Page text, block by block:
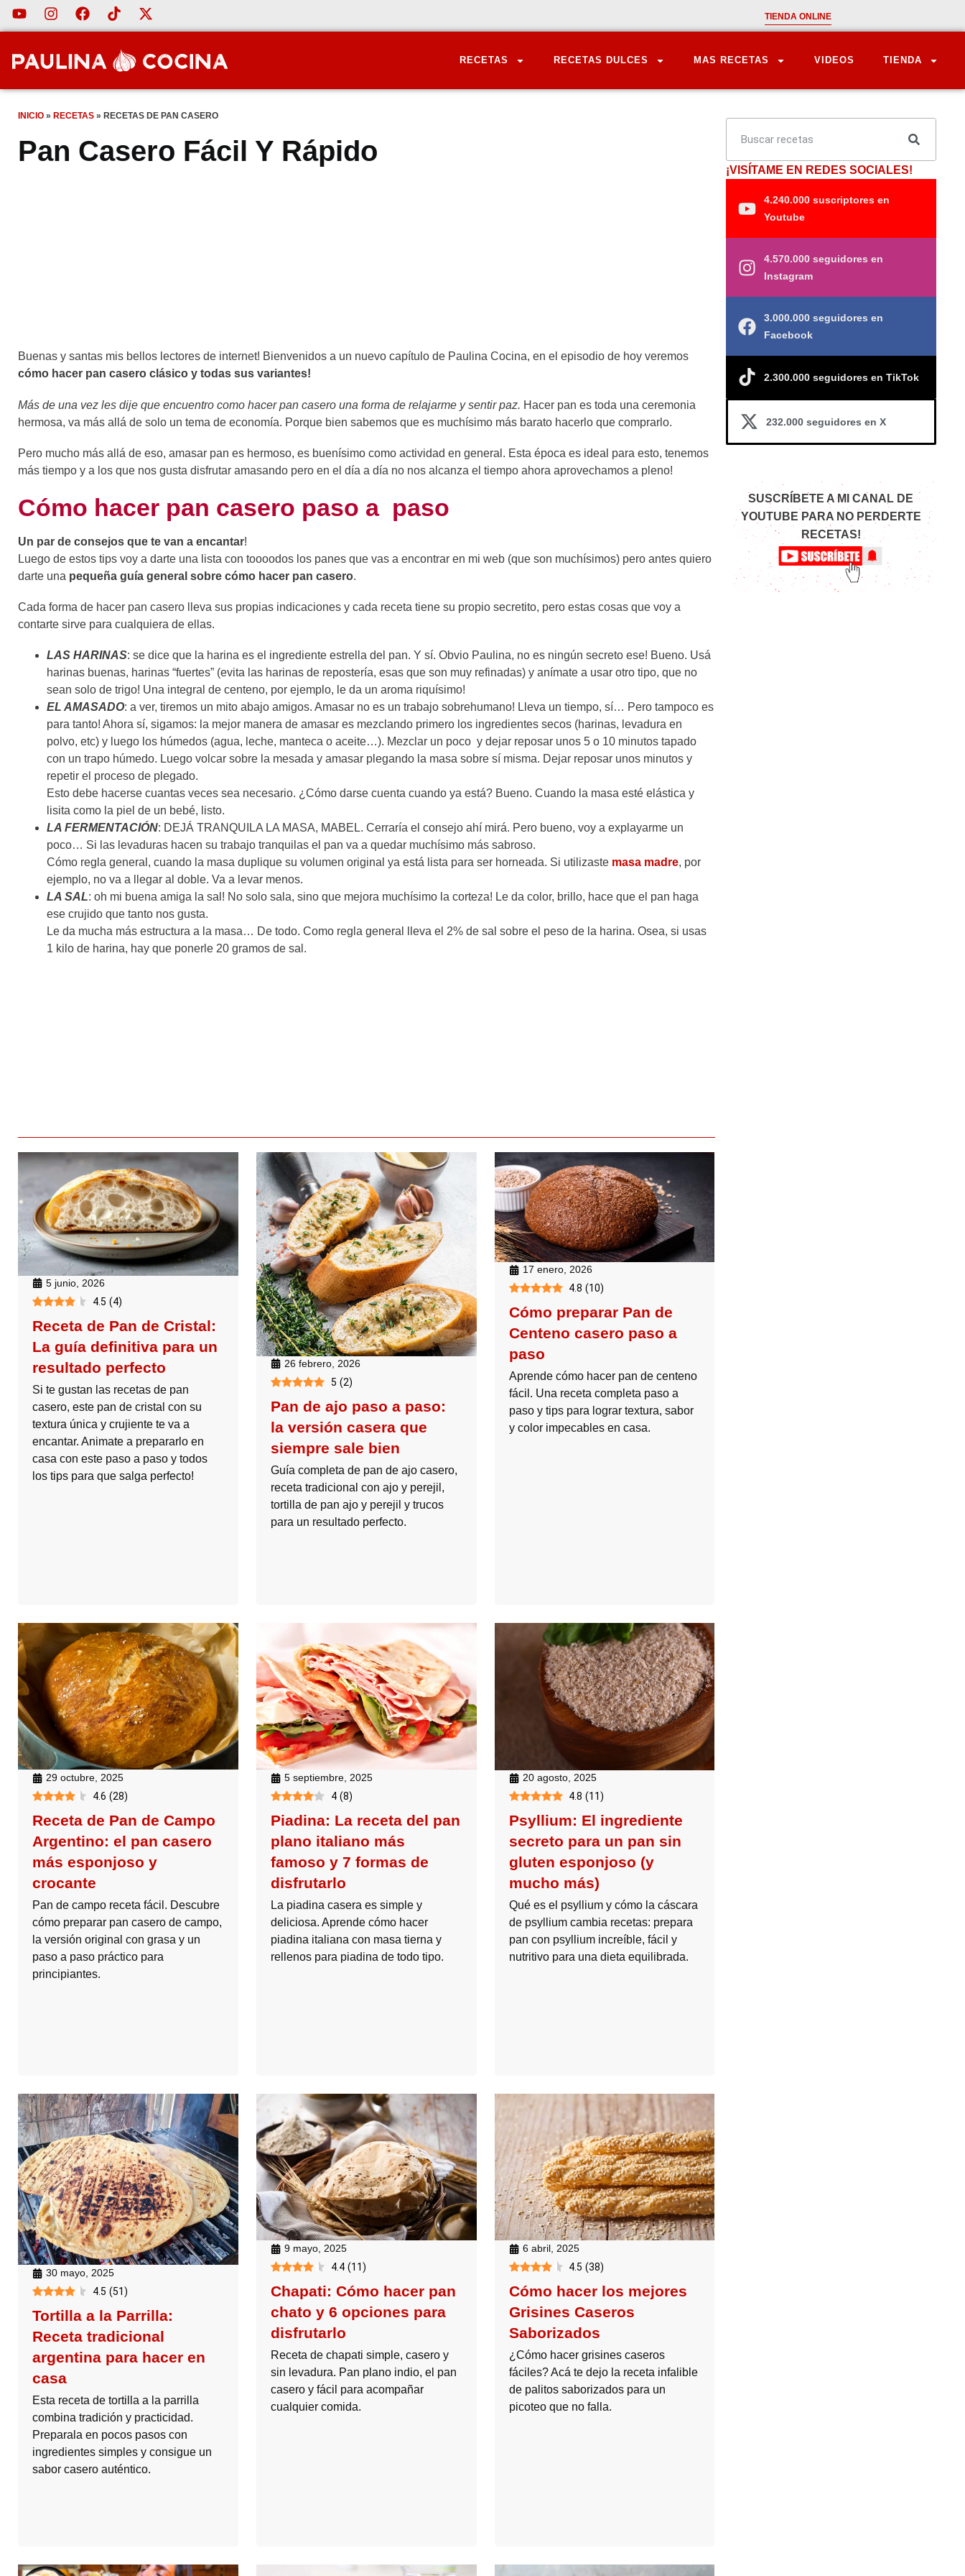
TIENDA ONLINE
RECETAS RECETAS DULCES MAS RECETAS VIDEOS TIENDA
INICIO » RECETAS » RECETAS DE PAN CASERO
Pan Casero Fácil Y Rápido
Buenas y santas mis bellos lectores de internet! Bienvenidos a un nuevo capítulo de Paulina Cocina, en el episodio de hoy veremos
cómo hacer pan casero clásico y todas sus variantes!
Más de una vez les dije que encuentro como hacer pan casero una forma de relajarme y sentir paz. Hacer pan es toda una ceremonia
hermosa, va más allá de solo un tema de economía. Porque bien sabemos que es muchísimo más barato hacerlo que comprarlo.
Pero mucho más allá de eso, amasar pan es hermoso, es buenísimo como actividad en general. Esta época es ideal para esto, tenemos
más tiempo y a los que nos gusta disfrutar amasando pero en el día a día no nos alcanza el tiempo ahora aprovechamos a pleno!
Cómo hacer pan casero paso a paso
Un par de consejos que te van a encantar!
Luego de estos tips voy a darte una lista con toooodos los panes que vas a encontrar en mi web (que son muchísimos) pero antes quiero
darte una pequeña guía general sobre cómo hacer pan casero.
Cada forma de hacer pan casero lleva sus propias indicaciones y cada receta tiene su propio secretito, pero estas cosas que voy a
contarte sirve para cualquiera de ellas.
LAS HARINAS: se dice que la harina es el ingrediente estrella del pan. Y sí. Obvio Paulina, no es ningún secreto ese! Bueno. Usá
harinas buenas, harinas “fuertes” (evita las harinas de repostería, esas que son muy refinadas) y anímate a usar otro tipo, que no
sean solo de trigo! Una integral de centeno, por ejemplo, le da un aroma riquísimo!
EL AMASADO: a ver, tiremos un mito abajo amigos. Amasar no es un trabajo sobrehumano! Lleva un tiempo, sí… Pero tampoco es
para tanto! Ahora sí, sigamos: la mejor manera de amasar es mezclando primero los ingredientes secos (harinas, levadura en
polvo, etc) y luego los húmedos (agua, leche, manteca o aceite…). Mezclar un poco y dejar reposar unos 5 o 10 minutos tapado
con un trapo húmedo. Luego volcar sobre la mesada y amasar plegando la masa sobre sí misma. Dejar reposar unos minutos y
repetir el proceso de plegado.
Esto debe hacerse cuantas veces sea necesario. ¿Cómo darse cuenta cuando ya está? Bueno. Cuando la masa esté elástica y
lisita como la piel de un bebé, listo.
LA FERMENTACIÓN: DEJÁ TRANQUILA LA MASA, MABEL. Cerraría el consejo ahí mirá. Pero bueno, voy a explayarme un
poco… Si las levaduras hacen su trabajo tranquilas el pan va a quedar muchísimo más sabroso.
Cómo regla general, cuando la masa duplique su volumen original ya está lista para ser horneada. Si utilizaste masa madre, por
ejemplo, no va a llegar al doble. Va a levar menos.
LA SAL: oh mi buena amiga la sal! No solo sala, sino que mejora muchísimo la corteza! Le da color, brillo, hace que el pan haga
ese crujido que tanto nos gusta.
Le da mucha más estructura a la masa… De todo. Como regla general lleva el 2% de sal sobre el peso de la harina. Osea, si usas
1 kilo de harina, hay que ponerle 20 gramos de sal.
5 junio, 2026
4.5 (4)
Receta de Pan de Cristal:
La guía definitiva para un
resultado perfecto
Si te gustan las recetas de pan
casero, este pan de cristal con su
textura única y crujiente te va a
encantar. Animate a prepararlo en
casa con este paso a paso y todos
los tips para que salga perfecto!
26 febrero, 2026
5 (2)
Pan de ajo paso a paso:
la versión casera que
siempre sale bien
Guía completa de pan de ajo casero,
receta tradicional con ajo y perejil,
tortilla de pan ajo y perejil y trucos
para un resultado perfecto.
17 enero, 2026
4.8 (10)
Cómo preparar Pan de
Centeno casero paso a
paso
Aprende cómo hacer pan de centeno
fácil. Una receta completa paso a
paso y tips para lograr textura, sabor
y color impecables en casa.
29 octubre, 2025
4.6 (28)
Receta de Pan de Campo
Argentino: el pan casero
más esponjoso y
crocante
Pan de campo receta fácil. Descubre
cómo preparar pan casero de campo,
la versión original con grasa y un
paso a paso práctico para
principiantes.
5 septiembre, 2025
4 (8)
Piadina: La receta del pan
plano italiano más
famoso y 7 formas de
disfrutarlo
La piadina casera es simple y
deliciosa. Aprende cómo hacer
piadina italiana con masa tierna y
rellenos para piadina de todo tipo.
20 agosto, 2025
4.8 (11)
Psyllium: El ingrediente
secreto para un pan sin
gluten esponjoso (y
mucho más)
Qué es el psyllium y cómo la cáscara
de psyllium cambia recetas: prepara
pan con psyllium increíble, fácil y
nutritivo para una dieta equilibrada.
30 mayo, 2025
4.5 (51)
Tortilla a la Parrilla:
Receta tradicional
argentina para hacer en
casa
Esta receta de tortilla a la parrilla
combina tradición y practicidad.
Preparala en pocos pasos con
ingredientes simples y consigue un
sabor casero auténtico.
9 mayo, 2025
4.4 (11)
Chapati: Cómo hacer pan
chato y 6 opciones para
disfrutarlo
Receta de chapati simple, casero y
sin levadura. Pan plano indio, el pan
casero y fácil para acompañar
cualquier comida.
6 abril, 2025
4.5 (38)
Cómo hacer los mejores
Grisines Caseros
Saborizados
¿Cómo hacer grisines caseros
fáciles? Acá te dejo la receta infalible
de palitos saborizados para un
picoteo que no falla.
¡VISÍTAME EN REDES SOCIALES!
4.240.000 suscriptores en
Youtube
4.570.000 seguidores en
Instagram
3.000.000 seguidores en
Facebook
2.300.000 seguidores en TikTok
232.000 seguidores en X
SUSCRÍBETE A MI CANAL DE
YOUTUBE PARA NO PERDERTE
RECETAS!